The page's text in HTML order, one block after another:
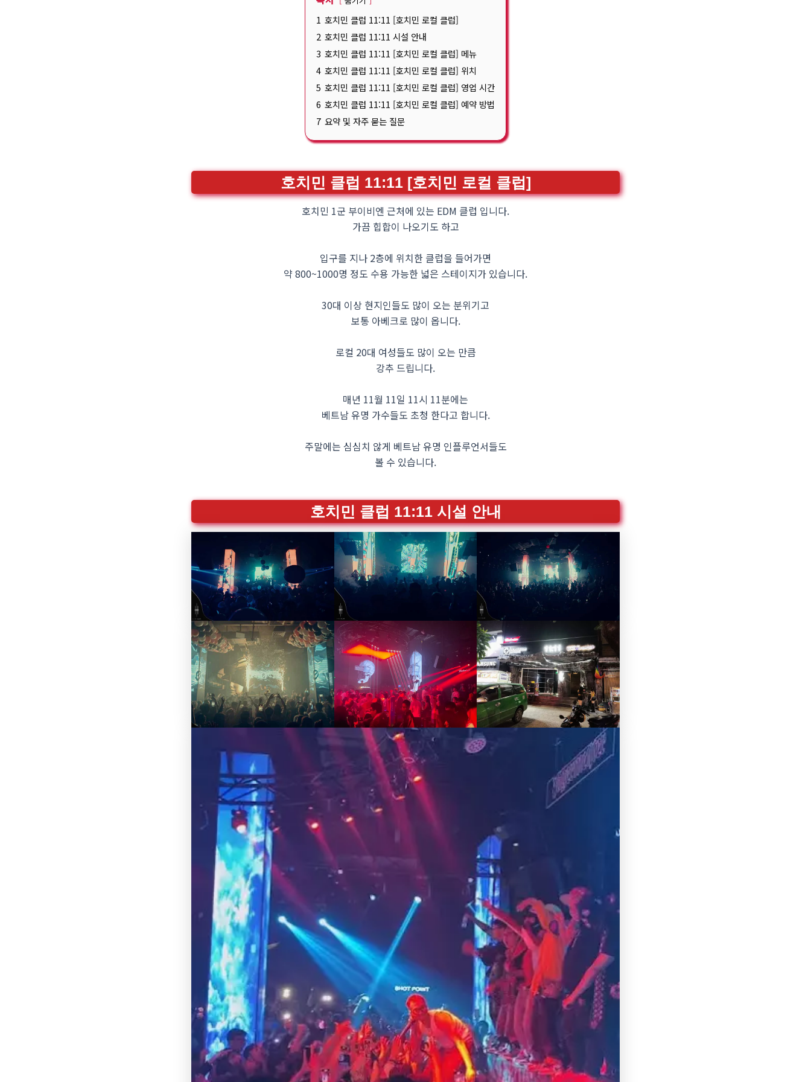
1 호치민 클럽 11:11 [호치민 로컬 클럽]
2 호치민 클럽 11:11 시설 안내
3 호치민 클럽 11:11 [호치민 로컬 클럽] 메뉴
4 호치민 클럽 11:11 [호치민 로컬 클럽] 위치
5 호치민 클럽 11:11 [호치민 로컬 클럽] 영업 시간
6 호치민 클럽 11:11 [호치민 로컬 클럽] 예약 방법
7 요약 및 자주 묻는 질문
호치민 클럽 11:11 [호치민 로컬 클럽]
호치민 1군 부이비엔 근처에 있는 EDM 클럽 입니다.
가끔 힙합이 나오기도 하고
입구를 지나 2층에 위치한 클럽을 들어가면
약 800~1000명 정도 수용 가능한 넓은 스테이지가 있습니다.
30대 이상 현지인들도 많이 오는 분위기고
보통 아베크로 많이 옵니다.
로컬 20대 여성들도 많이 오는 만큼
강추 드립니다.
매년 11월 11일 11시 11분에는
베트남 유명 가수들도 초청 한다고 합니다.
주말에는 심심치 않게 베트남 유명 인플루언서들도
볼 수 있습니다.
호치민 클럽 11:11 시설 안내